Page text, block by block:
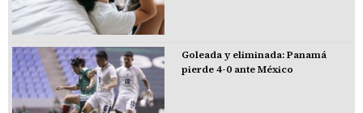
Goleada y eliminada: Panamá
pierde 4-0 ante México